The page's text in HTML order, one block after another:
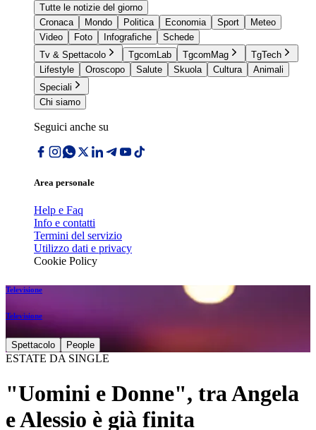
Tutte le notizie del giorno
Cronaca
Mondo Politica Economia Sport
Meteo
Video
Foto Infografiche
Schede
Tv & Spettacolo
TgcomLab TgcomMag
TgTech
Lifestyle
Oroscopo Salute Skuola Cultura
Animali
Speciali
Chi siamo
Seguici anche su
Area personale
Help e Faq
Info e contatti
Termini del servizio
Utilizzo dati e privacy
Cookie Policy
Televisione
Televisione
Spettacolo People
ESTATE DA SINGLE
"Uomini e Donne", tra Angela
e Alessio è già finita